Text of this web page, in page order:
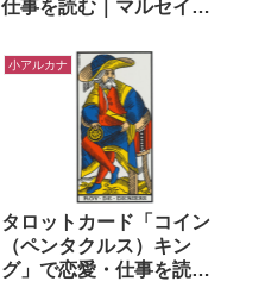
仕事を読む｜マルセイユ
小アルカナ
タロットカード「コイン
（ペンタクルス）キン
グ」で恋愛・仕事を読む